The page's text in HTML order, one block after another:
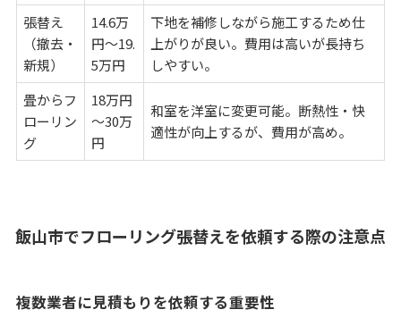
張替え
（撤去・
新規）
14.6万
円～19.
5万円
下地を補修しながら施工するため仕
上がりが良い。費用は高いが長持ち
しやすい。
畳からフ
ローリン
グ
18万円
～30万
円
和室を洋室に変更可能。断熱性・快
適性が向上するが、費用が高め。
飯山市でフローリング張替えを依頼する際の注意点
複数業者に見積もりを依頼する重要性